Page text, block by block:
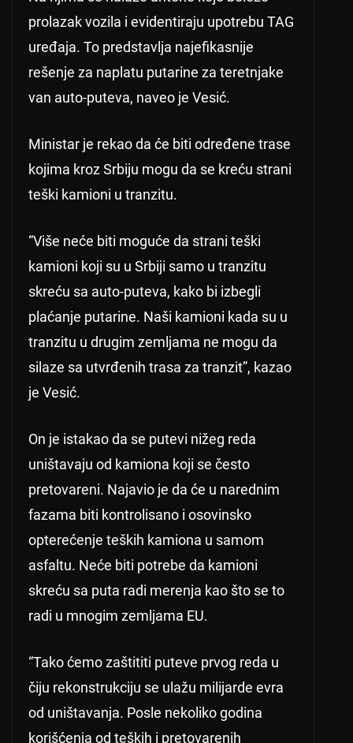
prolazak vozila i evidentiraju upotrebu TAG
uređaja. To predstavlja najefikasnije
rešenje za naplatu putarine za teretnjake
van auto-puteva, naveo je Vesić.
Ministar je rekao da će biti određene trase
kojima kroz Srbiju mogu da se kreću strani
teški kamioni u tranzitu.
“Više neće biti moguće da strani teški
kamioni koji su u Srbiji samo u tranzitu
skreću sa auto-puteva, kako bi izbegli
plaćanje putarine. Naši kamioni kada su u
tranzitu u drugim zemljama ne mogu da
silaze sa utvrđenih trasa za tranzit”, kazao
je Vesić.
On je istakao da se putevi nižeg reda
uništavaju od kamiona koji se često
pretovareni. Najavio je da će u narednim
fazama biti kontrolisano i osovinsko
opterećenje teških kamiona u samom
asfaltu. Neće biti potrebe da kamioni
skreću sa puta radi merenja kao što se to
radi u mnogim zemljama EU.
“Tako ćemo zaštititi puteve prvog reda u
čiju rekonstrukciju se ulažu milijarde evra
od uništavanja. Posle nekoliko godina
korišćenja od teških i pretovarenih